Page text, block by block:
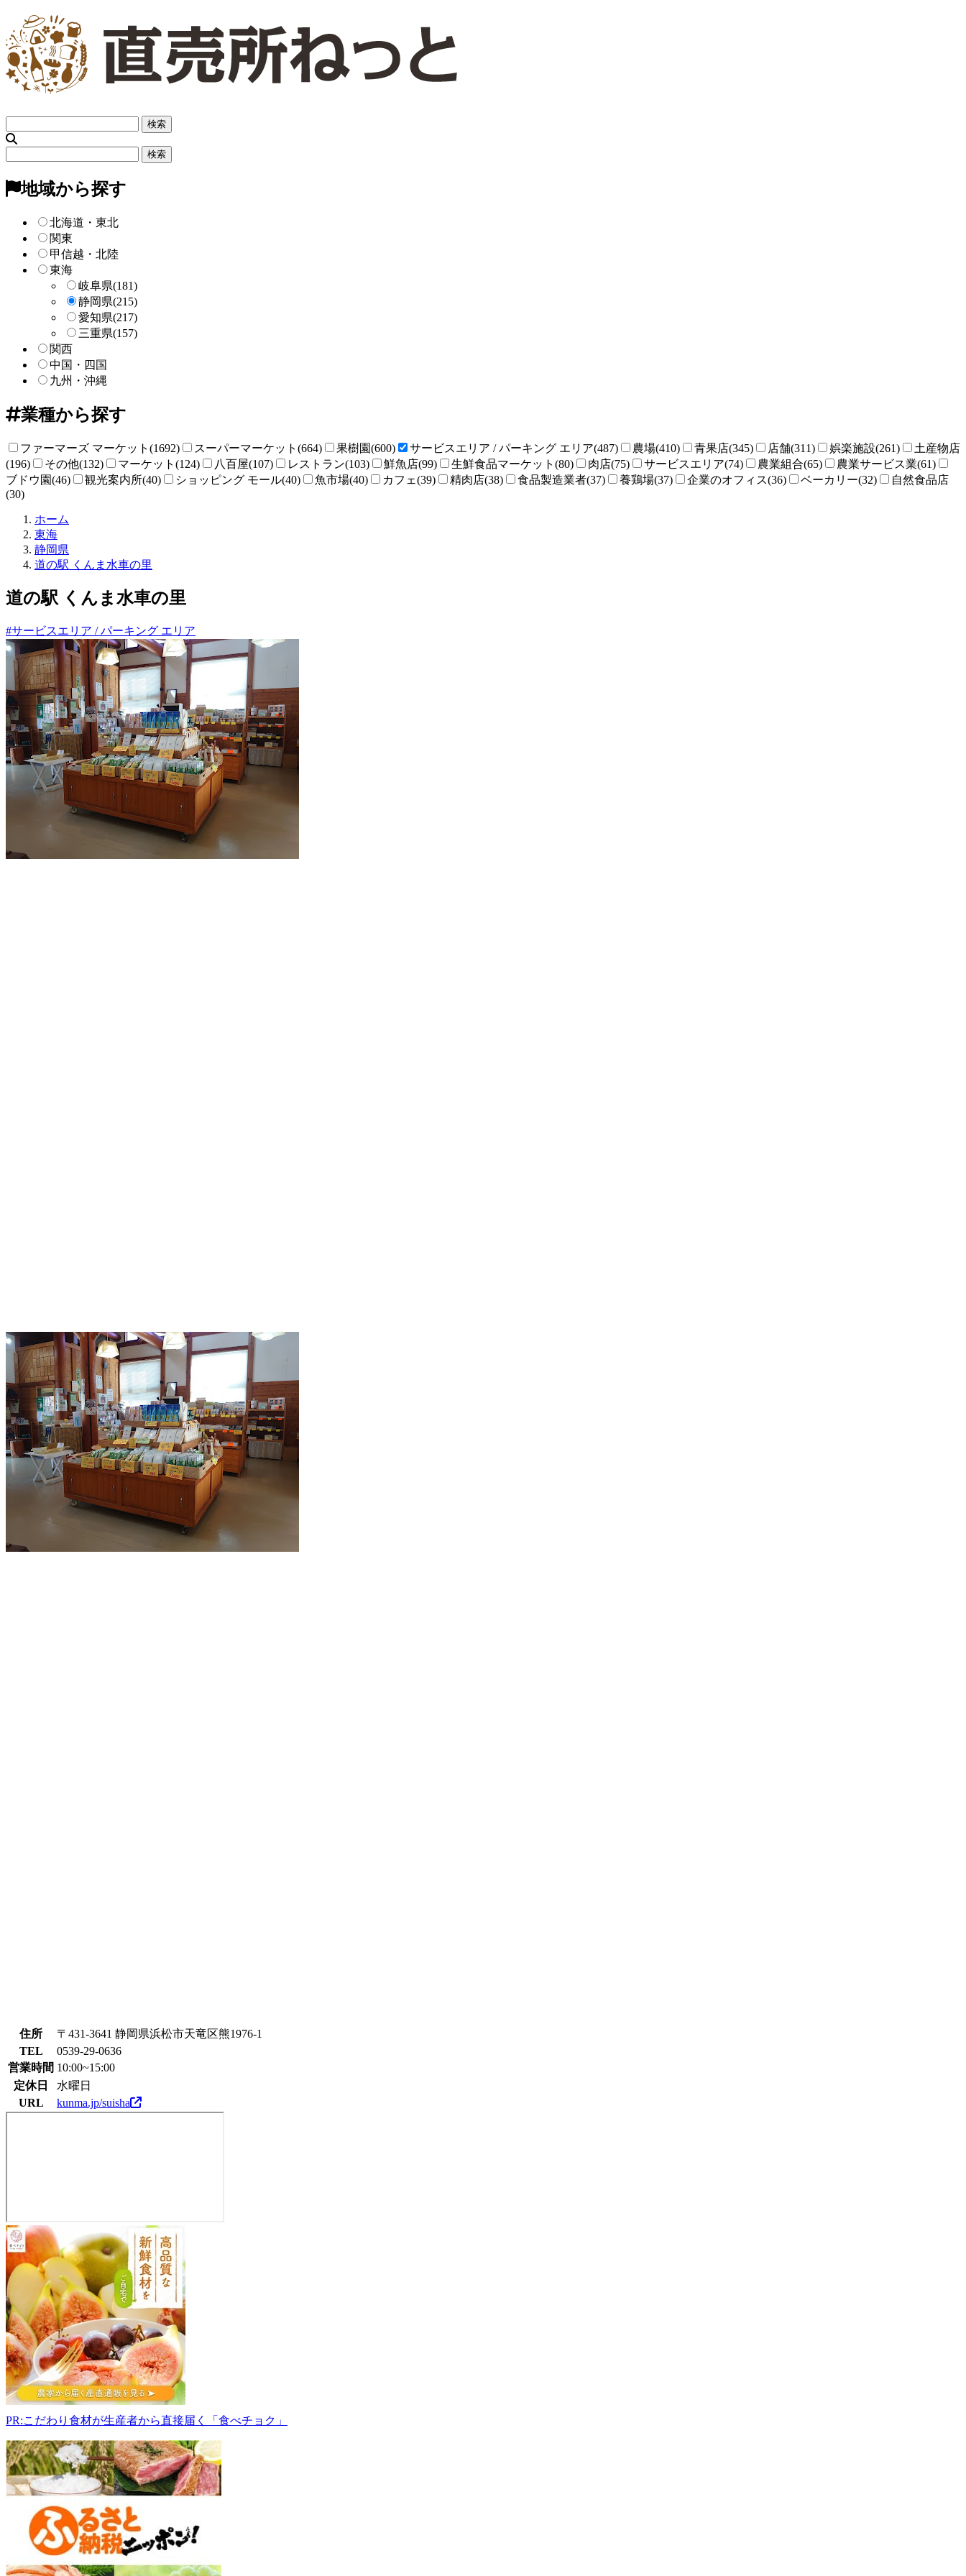
リ
索
ー
検
地域から探す
北海道・東北
関東
甲信越・北陸
東海
岐阜県(181)
静岡県(215)
愛知県(217)
三重県(157)
関西
中国・四国
九州・沖縄
業種から探す
ファーマーズ マーケット(1692) スーパーマーケット(664) 果樹園(600) サービスエリア / パーキング エリア(487) 農場(410) 青果店(345) 店舗(311) 娯楽施設(261)
土産物店
(196)
その他(132) マーケット(124) 八百屋(107) レストラン(103) 鮮魚店(99) 生鮮食品マーケット(80) 肉店(75) サービスエリア(74) 農業組合(65)
農業サービス業(61)
ブドウ園(46)
観光案内所(40) ショッピング モール(40) 魚市場(40) カフェ(39) 精肉店(38) 食品製造業者(37) 養鶏場(37) 企業のオフィス(36) ベーカリー(32)
自然食品店
(30)
ホーム
ね
と
東海
静岡県
道の駅 くんま水車の里
道の駅 くんま水車の里
#サービスエリア / パーキング エリア
住所
〒431-3641 静岡県浜松市天竜区熊1976-1
TEL
0539-29-0636
営業時間 10:00~15:00
定休日
水曜日
URL
kunma.jp/suisha
道
の
駅
く
ん
ま
水
車
の
里
431-
3641
静
岡
県
浜
松
市
天
1
PR:こだわり食材が生産者から直接届く「食べチョク」